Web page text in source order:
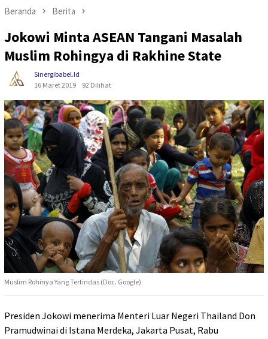
Beranda Berita
Jokowi Minta ASEAN Tangani Masalah
Muslim Rohingya di Rakhine State
Sinergibabel.id
16 Maret 2019
92 Dilihat
Muslim Rohinya Yang Tertindas (Doc. Google)
Presiden Jokowi menerima Menteri Luar Negeri Thailand Don
Pramudwinai di Istana Merdeka, Jakarta Pusat, Rabu